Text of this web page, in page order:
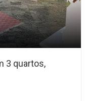
3 quartos,